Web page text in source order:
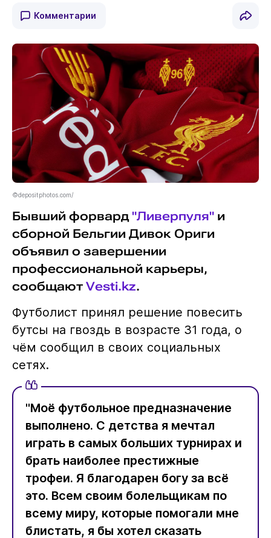
Комментарии
©depositphotos.com/
Бывший форвард"Ливерпуля"и
сборной Бельгии Дивок Ориги
объявил о завершении
профессиональной карьеры,
сообщают Vesti.kz.
Футболист принял решение повесить
бутсы на гвоздь в возрасте 31 года, о
чём сообщил в своих социальных
сетях.
"Моё футбольное предназначение
выполнено. С детства я мечтал
играть в самых больших турнирах и
брать наиболее престижные
трофеи. Я благодарен богу за всё
это. Всем своим болельщикам по
всему миру, которые помогали мне
блистать, я бы хотел сказать